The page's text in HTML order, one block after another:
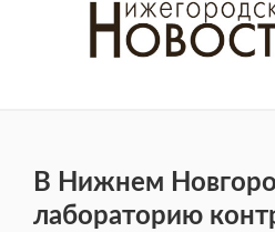
В Нижнем
лабораторию